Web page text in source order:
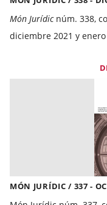
Món Jurídicnúm. 338,
diciembre 2021 y enero
MÓN JURÍDIC / 337 -